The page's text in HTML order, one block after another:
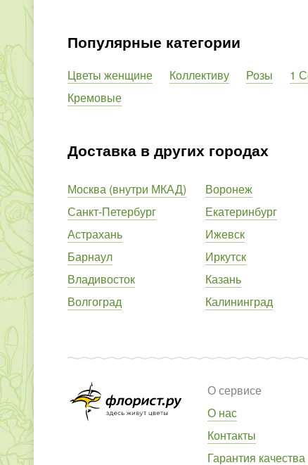
Популярные категории
Цветы женщине Коллективу Розы 1
Кремовые
Доставка в других городах
Москва (внутри МКАД)
Санкт-Петербург
Астрахань
Барнаул
Владивосток
Волгоград
Воронеж
Екатеринбург
Ижевск
Иркутск
Казань
Калининград
О сервисе
О нас
Контакты
Гарантия качества